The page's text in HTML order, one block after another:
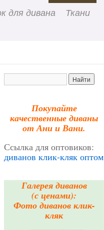
для дивана
Ткани
Покупайте
качественные диваны
от Ани и Вани.
Ссылка для оптовиков:
диванов клик-кляк оптом
Галерея диванов
(с ценами):
Фото диванов клик-
кляк